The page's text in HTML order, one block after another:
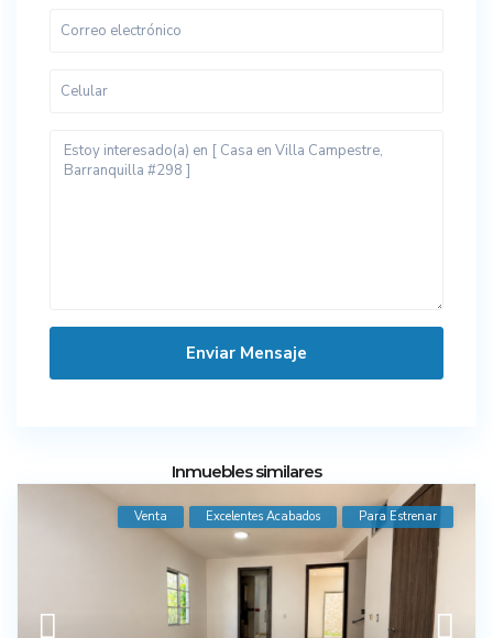
Inmuebles similares
Venta Excelentes Acabados Para Estrenar